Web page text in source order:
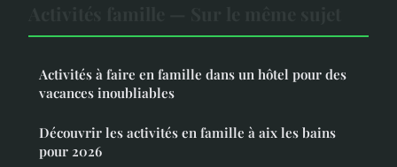
Activités à faire en famille dans un hôtel pour des
vacances inoubliables
Découvrir les activités en famille à aix les bains
pour 2026